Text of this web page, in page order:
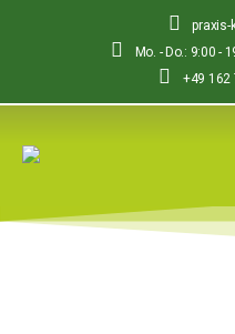
praxis-
Mo. - Do.: 9:00 -
+49 162